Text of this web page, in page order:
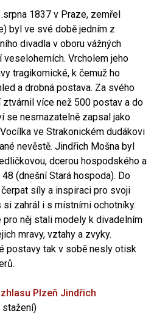
1837 v Praze, zemřel
byl ve své době jedním z
divadla v oboru vážných
veseloherních. Vrcholem jeho
tragikomické, k čemuž ho
a drobná postava. Za svého
více než 500 postav a do
se nesmazatelně zapsal jako
ve Strakonickém dudákovi
nevěstě. Jindřich Mošna byl
dcerou hospodského a
(dnešní Stará hospoda). Do
síly a inspiraci pro svoji
zahrál i s místními ochotníky.
něj stali modely k divadelním
mravy, vztahy a zvyky.
postavy tak v sobě nesly otisk
Plzeň Jindřich
stažení)